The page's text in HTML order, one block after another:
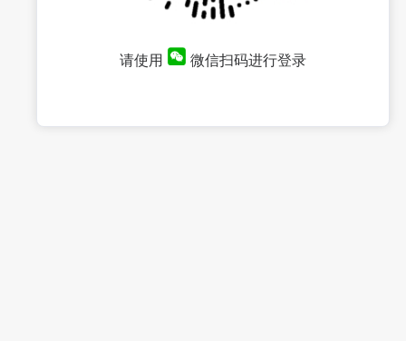
请使用 微信扫码进行登录